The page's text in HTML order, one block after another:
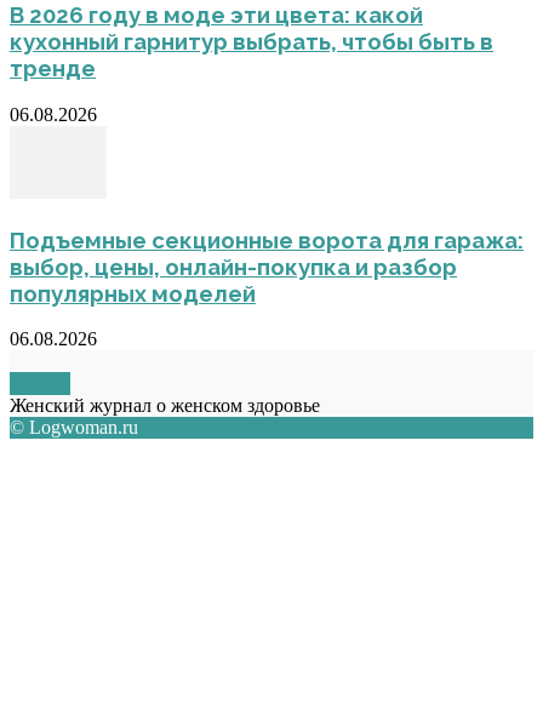
В 2026 году в моде эти цвета: какой
кухонный гарнитур выбрать, чтобы быть в
тренде
06.08.2026
Подъемные секционные ворота для гаража:
выбор, цены, онлайн-покупка и разбор
популярных моделей
06.08.2026
Женский журнал о женском здоровье
© Logwoman.ru